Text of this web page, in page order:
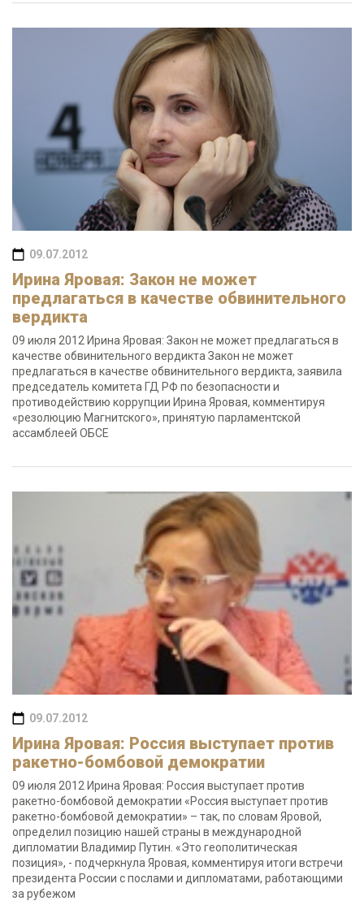
09.07.2012
Ирина Яровая: Закон не может
предлагаться в качестве обвинительного
вердикта
09 июля 2012 Ирина Яровая: Закон не может предлагаться в
качестве обвинительного вердикта Закон не может
предлагаться в качестве обвинительного вердикта, заявила
председатель комитета ГД РФ по безопасности и
противодействию коррупции Ирина Яровая, комментируя
«резолюцию Магнитского», принятую парламентской
ассамблеей ОБСЕ
09.07.2012
Ирина Яровая: Россия выступает против
ракетно-бомбовой демократии
09 июля 2012 Ирина Яровая: Россия выступает против
ракетно-бомбовой демократии «Россия выступает против
ракетно-бомбовой демократии» – так, по словам Яровой,
определил позицию нашей страны в международной
дипломатии Владимир Путин. «Это геополитическая
позиция», - подчеркнула Яровая, комментируя итоги встречи
президента России с послами и дипломатами, работающими
за рубежом